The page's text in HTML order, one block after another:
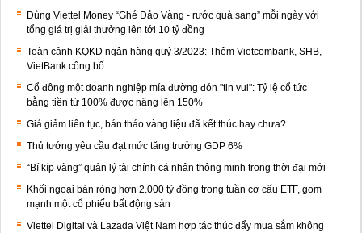
Dùng Viettel Money “Ghé Đảo Vàng - rước quà sang” mỗi ngày với
tổng giá trị giải thưởng lên tới 10 tỷ đồng
Toàn cảnh KQKD ngân hàng quý 3/2023: Thêm Vietcombank, SHB,
VietBank công bố
Cổ đông một doanh nghiệp mía đường đón "tin vui": Tỷ lệ cổ tức
bằng tiền từ 100% được nâng lên 150%
Giá giảm liên tục, bán tháo vàng liệu đã kết thúc hay chưa?
Thủ tướng yêu cầu đạt mức tăng trưởng GDP 6%
“Bí kíp vàng” quản lý tài chính cá nhân thông minh trong thời đại mới
Khối ngoại bán ròng hơn 2.000 tỷ đồng trong tuần cơ cấu ETF, gom
mạnh một cổ phiếu bất động sản
Viettel Digital và Lazada Việt Nam hợp tác thúc đẩy mua sắm không